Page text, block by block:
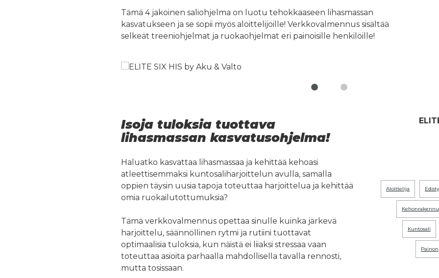
Tämä 4 jakoinen saliohjelma on luotu tehokkaaseen lihasmassan
kasvatukseen ja se sopii myös aloittelijoille! Verkkovalmennus sisältää
selkeät treeniohjelmat ja ruokaohjelmat eri painoisille henkilöille!
Isoja tuloksia tuottava
lihasmassan kasvatusohjelma!
Haluatko kasvattaa lihasmassaa ja kehittää kehoasi
atleettisemmaksi kuntosaliharjoittelun avulla, samalla
oppien täysin uusia tapoja toteuttaa harjoittelua ja kehittää
omia ruokailutottumuksia?
Tämä verkkovalmennus opettaa sinulle kuinka järkevä
harjoittelu, säännöllinen rytmi ja rutiini tuottavat
optimaalisia tuloksia, kun näistä ei liiaksi stressaa vaan
toteuttaa asioita parhaalla mahdollisella tavalla rennosti,
mutta tosissaan.
aloittelija
kuntosali